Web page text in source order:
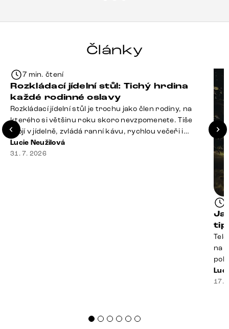
Články
7 min. čtení
Rozkládací jídelní stůl: Tichý hrdina
každé rodinné oslavy
Rozkládací jídelní stůl je trochu jako člen rodiny, na
kterého si většinu roku skoro nevzpomenete. Tiše
stojí v jídelně, zvládá ranní kávu, rychlou večeři i
hromadu dopisů, které je potřeba „někdy vyřídit“. Pak
ale přijdou Vánoce, narozeniny nebo zpráva: „Stavíme
Lucie Neužilová
31. 7. 2026
na
17.